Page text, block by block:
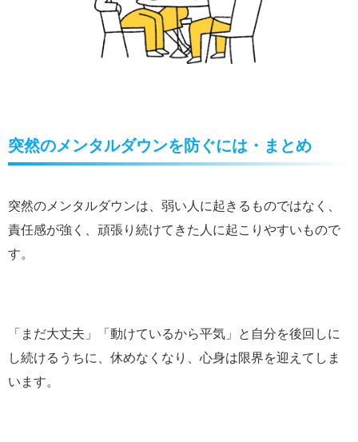
突然のメンタルダウンを防ぐには・まとめ
突然のメンタルダウンは、弱い人に起きるものではなく、
責任感が強く、頑張り続けてきた人に起こりやすいもので
す。
「まだ大丈夫」「動けているから平気」と自分を後回しに
し続けるうちに、休めなくなり、心身は限界を迎えてしま
います。